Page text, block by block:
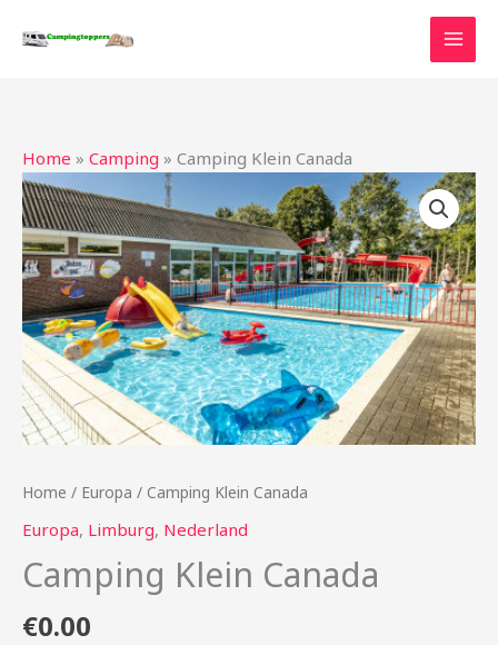
naar
Home » Camping » Camping Klein Canada
Home / Europa / Camping Klein Canada
Europa, Limburg, Nederland
Camping Klein Canada
€0.00